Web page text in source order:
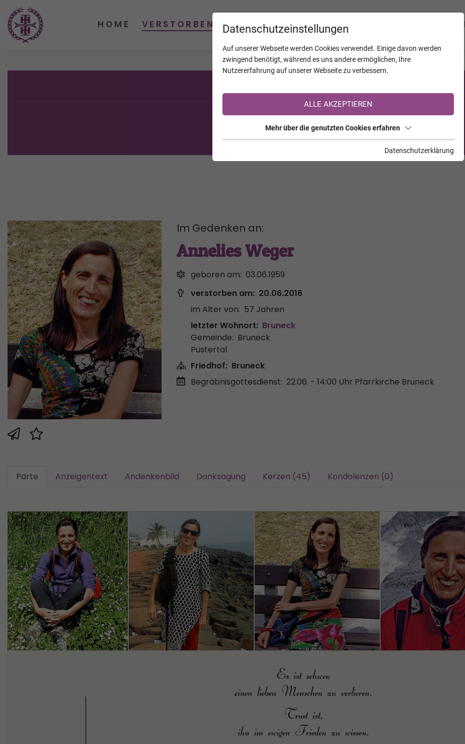
Sie sind noch nicht auf TrauerHilfe.it registriert?
>> zur kostenlosen Registrierung <<
Im Gedenken an:
Annelies Weger
geboren am: 03.06.1959
verstorben am: 20.06.2016
im Alter von: 57 Jahren
letzter Wohnort: Bruneck
Gemeinde: Bruneck
Pustertal
Friedhof: Bruneck
Begräbnisgottesdienst: 22.06. - 14:00 Uhr Pfarrkirche Bruneck
Parte Anzeigentext Andenkenbild Danksagung Kerzen (45) Kondolenzen (0)
Datenschutzeinstellungen
Auf unserer Webseite werden Cookies verwendet. Einige davon werden
zwingend benötigt, während es uns andere ermöglichen, Ihre
Nutzererfahrung auf unserer Webseite zu verbessern.
ALLE AKZEPTIEREN
Mehr über die genutzten Cookies erfahren
Datenschutzerklärung
HOME VERSTORBENE KALENDER JAHRESTAGE UNTERNEHMEN